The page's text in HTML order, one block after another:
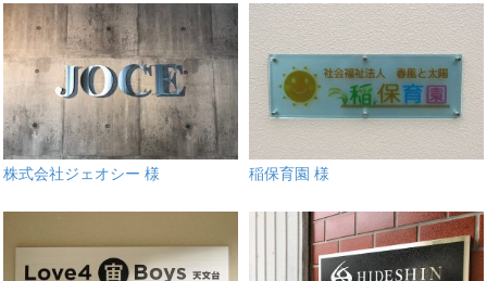
株式会社ジェオシー 様 稲保育園 様